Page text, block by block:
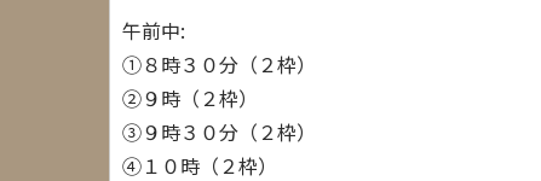
午前中:
①８時３０分（２枠）
②９時（２枠）
③９時３０分（２枠）
④１０時（２枠）